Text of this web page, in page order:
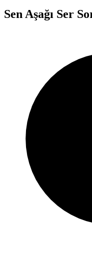
Sen Aşağı Ser